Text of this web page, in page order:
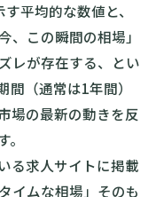
平均的な数値と、
、この瞬間の相場」
レが存在する、とい
（通常は1年間）
場の最新の動きを反
る求人サイトに掲載
イムな相場」そのも